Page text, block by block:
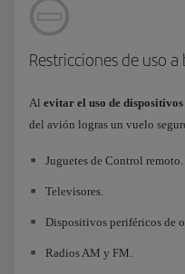
Restricciones de uso
Al evitar el uso de dispositivos
del avión logras un vuelo
Juguetes de Control remoto.
Televisores.
Dispositivos periféricos de
Radios AM y FM.